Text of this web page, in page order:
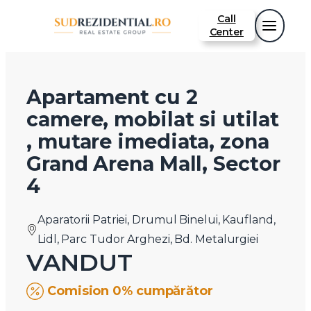
Call
Center
Apartament cu 2
camere, mobilat si utilat
, mutare imediata, zona
Grand Arena Mall, Sector
4
Aparatorii Patriei, Drumul Binelui, Kaufland,
Lidl, Parc Tudor Arghezi, Bd. Metalurgiei
VANDUT
Comision 0% cumpărător